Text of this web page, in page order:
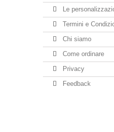
Le
Termini e
Chi siamo
Come ordinare
Privacy
Feedback